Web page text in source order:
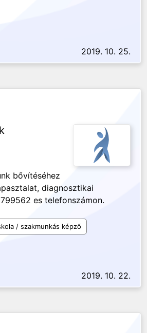
2019. 10. 25.
bővítéséhez
diagnosztikai
es telefonszámon.
/ szakmunkás képző
2019. 10. 22.